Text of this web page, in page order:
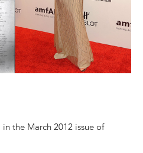
in the March 2012 issue of